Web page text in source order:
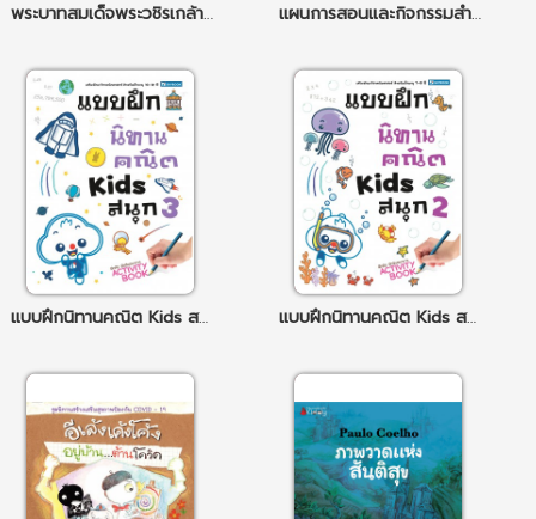
พระบาทสมเด็จพระวชิรเกล้าเจ้าอยู่หัว (รัชกาลที่ ๑๐) แผนการสอนและกิจกรรมสำหรับการใช้สื่อเพื่อเรียนรู้:พระราชประวัติและพระราชกรณียกิจในพระบาทสมเด็จพระวชิรเกล้าเจ้าอยู่หัว
แบบฝึกนิทานคณิต Kids สนุก เล่ม 3 แบบฝึกนิทานคณิต Kids สนุก เล่ม 2